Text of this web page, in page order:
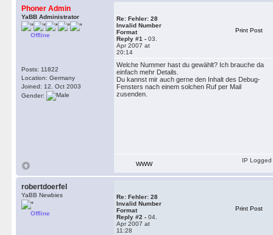
Phoner Admin
YaBB Administrator
Offline
Posts: 11822
Location: Germany
Joined: 12. Oct 2003
Gender:
Re: Fehler: 28
Invalid Number
Format
Reply #1 - 03.
Apr 2007 at
20:14
Print Post
Welche Nummer hast du gewählt? Ich brauche da
einfach mehr Details.
Du kannst mir auch gerne den Inhalt des Debug-
Fensters nach einem solchen Ruf per Mail
zusenden.
WWW
IP Logged
robertdoerfel
YaBB Newbies
Offline
Re: Fehler: 28
Invalid Number
Format
Reply #2 - 04.
Apr 2007 at
11:28
Print Post